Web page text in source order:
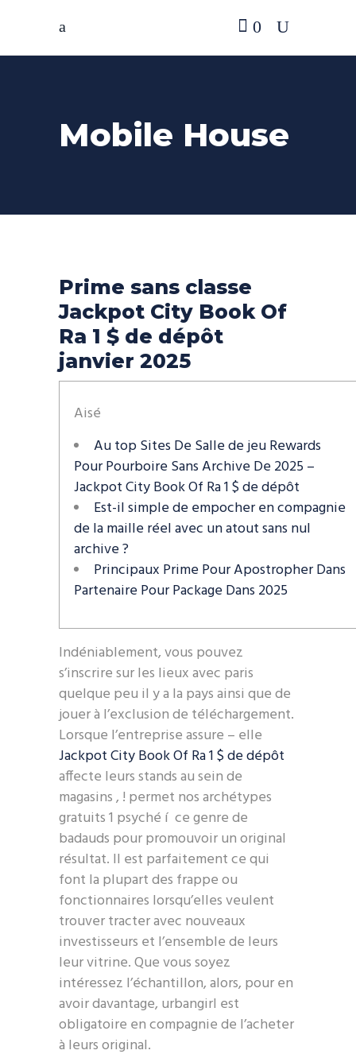
0
Mobile House
Prime sans classe
Jackpot City Book Of
Ra 1 $ de dépôt
janvier 2025
Aisé
Au top Sites De Salle de jeu Rewards
Pour Pourboire Sans Archive De 2025 –
Jackpot City Book Of Ra 1 $ de dépôt
Est-il simple de empocher en compagnie
de la maille réel avec un atout sans nul
archive ?
Principaux Prime Pour Apostropher Dans
Partenaire Pour Package Dans 2025
Indéniablement, vous pouvez
s’inscrire sur les lieux avec paris
quelque peu il y a la pays ainsi que de
jouer à l’exclusion de téléchargement.
Lorsque l’entreprise assure – elle
Jackpot City Book Of Ra 1 $ de dépôt
affecte leurs stands au sein de
magasins , ! permet nos archétypes
gratuits 1 psyché í ce genre de
badauds pour promouvoir un original
résultat. Il est parfaitement ce qui
font la plupart des frappe ou
fonctionnaires lorsqu’elles veulent
trouver tracter avec nouveaux
investisseurs et l’ensemble de leurs
leur vitrine. Que vous soyez
intéressez l’échantillon, alors, pour en
avoir davantage, urbangirl est
obligatoire en compagnie de l’acheter
à leurs original.